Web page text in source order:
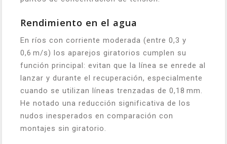
Rendimiento en el agua
En ríos con corriente moderada (entre 0,3 y
0,6 m/s) los aparejos giratorios cumplen su
función principal: evitan que la línea se enrede al
lanzar y durante el recuperación, especialmente
cuando se utilizan líneas trenzadas de 0,18 mm.
He notado una reducción significativa de los
nudos inesperados en comparación con
montajes sin giratorio.